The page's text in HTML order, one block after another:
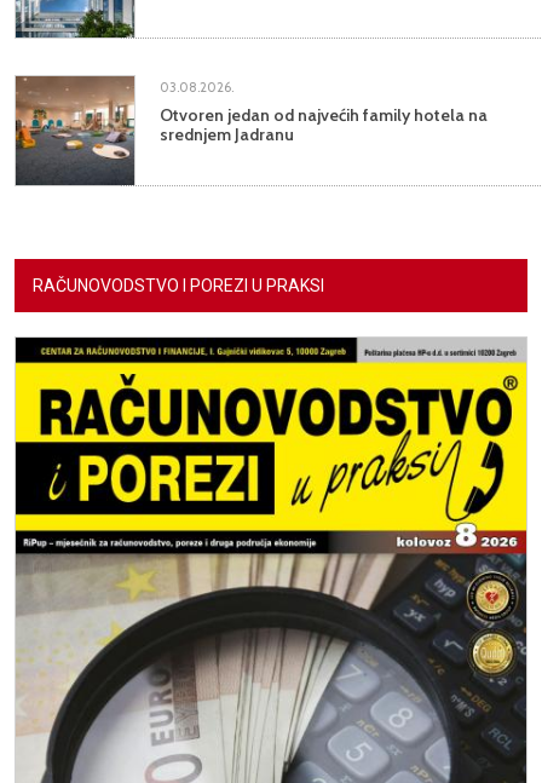
03.08.2026.
Otvoren jedan od najvećih family hotela na
srednjem Jadranu
RAČUNOVODSTVO I POREZI U PRAKSI